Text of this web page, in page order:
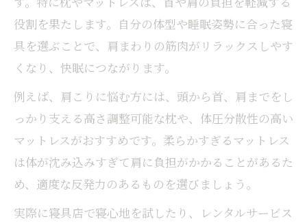
役割を果たします。自分の体型や睡眠姿勢に合った寝
具を選ぶことで、肩まわりの筋肉がリラックスしやす
くなり、快眠につながります。
例えば、肩こりに悩む方には、頭から首、肩までをし
っかり支える高さ調整可能な枕や、体圧分散性の高い
マットレスがおすすめです。柔らかすぎるマットレス
は体が沈み込みすぎて肩に負担がかかることがあるた
め、適度な反発力のあるものを選びましょう。
実際に寝具店で寝心地を試したり、レンタルサービス